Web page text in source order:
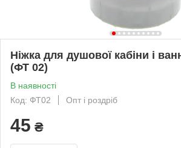
Ніжка для душової кабіни і
(ФТ 02)
В наявності
Код: ФТ02
Опт і роздріб
45 ₴